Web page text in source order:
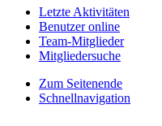
Letzte Aktivitäten
Benutzer online
Team-Mitglieder
Mitgliedersuche
Zum Seitenende
Schnellnavigation